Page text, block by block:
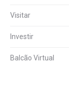
Visitar
Investir
Balcão Virtual